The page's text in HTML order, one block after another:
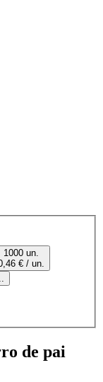
1000 un.
€ / un.
de pai